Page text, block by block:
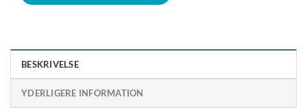
BESKRIVELSE
YDERLIGERE INFORMATION